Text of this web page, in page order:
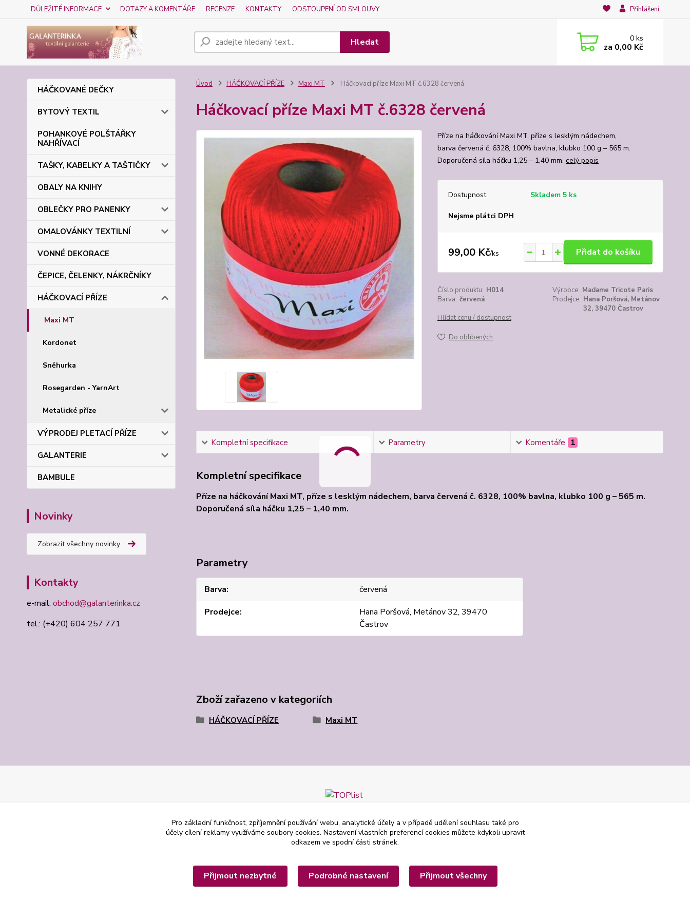
DŮLEŽITÉ INFORMACE DOTAZY A KOMENTÁŘE RECENZE KONTAKTY ODSTOUPENÍ OD SMLOUVY Přihlášení
Hledat 0ks
za 0,00 Kč
HÁČKOVANÉ DEČKY
BYTOVÝ TEXTIL
POHANKOVÉ POLŠTÁŘKY
NAHŘÍVACÍ
TAŠKY, KABELKY A TAŠTIČKY
OBALY NA KNIHY
OBLEČKY PRO PANENKY
OMALOVÁNKY TEXTILNÍ
VONNÉ DEKORACE
ČEPICE, ČELENKY, NÁKRČNÍKY
HÁČKOVACÍ PŘÍZE
Maxi MT
Kordonet
Sněhurka
Rosegarden - YarnArt
Metalické příze
VÝPRODEJ PLETACÍ PŘÍZE
GALANTERIE
BAMBULE
Novinky
Zobrazit všechny novinky
Kontakty
e-mail: obchod@galanterinka.cz
tel.: (+420) 604 257 771
Úvod HÁČKOVACÍ PŘÍZE Maxi MT Háčkovací příze Maxi MT č.6328 červená
Háčkovací příze Maxi MT č.6328 červená
Příze na háčkování Maxi MT, příze s lesklým nádechem,
barva červená č. 6328, 100% bavlna, klubko 100 g – 565 m.
Doporučená síla háčku 1,25 – 1,40 mm. celý popis
Dostupnost Skladem 5 ks
Nejsme plátci DPH
99,00 Kč/ks Přidat do košíku
Číslo produktu: H014 Výrobce: Madame Tricote Paris
Barva: červená Prodejce: Hana Poršová, Metánov
32, 39470 Častrov
Hlídat cenu / dostupnost
Do oblíbených
Kompletní specifikace Parametry Komentáře 1
Kompletní specifikace
Příze na háčkování Maxi MT, příze s lesklým nádechem, barva červená č. 6328, 100% bavlna, klubko 100 g – 565 m.
Doporučená síla háčku 1,25 – 1,40 mm.
Parametry
Barva
červená
Prodejce
Hana Poršová, Metánov 32, 39470
Častrov
Zboží zařazeno v kategoriích
HÁČKOVACÍ PŘÍZE Maxi MT
Pro základní funkčnost, zpříjemnění používání webu, analytické účely a v případě udělení souhlasu také pro
účely cílení reklamy využíváme soubory cookies. Nastavení vlastních preferencí cookies můžete kdykoli upravit
odkazem ve spodní části stránek.
Přijmout nezbytné Podrobné nastavení Přijmout všechny